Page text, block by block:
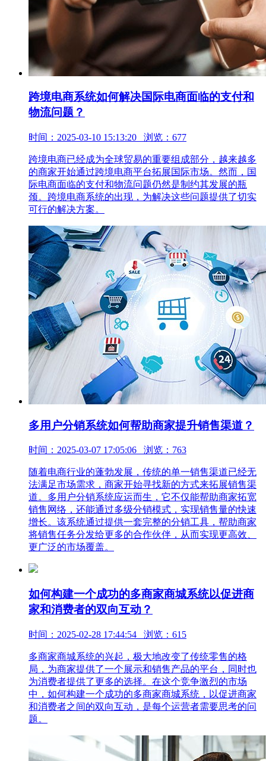
跨境电商系统如何解决国际电商面临的支付和
物流问题？
时间：2025-03-10 15:13:20 浏览：677
跨境电商已经成为全球贸易的重要组成部分，越来越多
的商家开始通过跨境电商平台拓展国际市场。然而，国
际电商面临的支付和物流问题仍然是制约其发展的瓶
颈。跨境电商系统的出现，为解决这些问题提供了切实
可行的解决方案。
多用户分销系统如何帮助商家提升销售渠道？
时间：2025-03-07 17:05:06 浏览：763
随着电商行业的蓬勃发展，传统的单一销售渠道已经无
法满足市场需求，商家开始寻找新的方式来拓展销售渠
道。多用户分销系统应运而生，它不仅能帮助商家拓宽
销售网络，还能通过多级分销模式，实现销售量的快速
增长。该系统通过提供一套完整的分销工具，帮助商家
将销售任务分发给更多的合作伙伴，从而实现更高效、
更广泛的市场覆盖。
如何构建一个成功的多商家商城系统以促进商
家和消费者的双向互动？
时间：2025-02-28 17:44:54 浏览：615
多商家商城系统的兴起，极大地改变了传统零售的格
局，为商家提供了一个展示和销售产品的平台，同时也
为消费者提供了更多的选择。在这个竞争激烈的市场
中，如何构建一个成功的多商家商城系统，以促进商家
和消费者之间的双向互动，是每个运营者需要思考的问
题。